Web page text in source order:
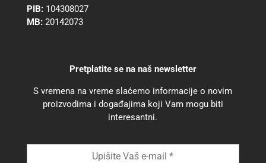
PIB:104308027
MB:20142073
Pretplatite se na naš newsletter
S vremena na vreme slaćemo informacije o novim
proizvodima i događajima koji Vam mogu biti
interesantni.